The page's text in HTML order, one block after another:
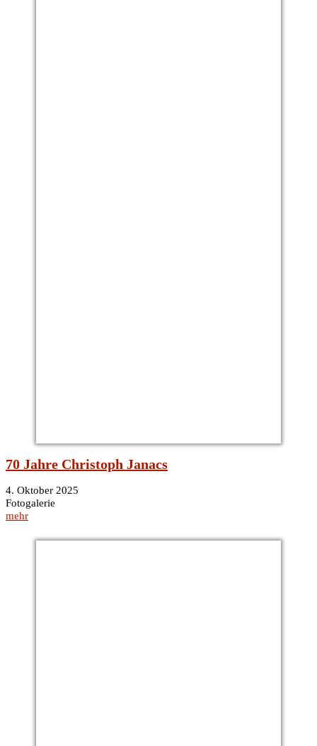
70 Jahre Christoph Janacs
4. Oktober 2025
Fotogalerie
mehr